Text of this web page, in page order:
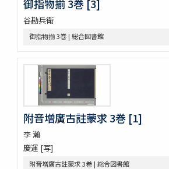
日蓮聖人註画畫讃 5巻
をりをりくさ 4巻
増補洞房語園 2巻
中家實録 (存19巻)
改元定記
源語秘訣
勢語圖説抄 5巻
落窪物語 4巻
連哥證哥
法隆寺伽藍縁起并流記資財事
倭屋一家言 3巻
鷹桐之卷抜書
御指物揃 3巻 [3]
谷勘兵衛
御指物揃 3巻 | 総合図書館
附音増廣古註蒙求 3巻 [1]
李 瀚
慶運 [写]
附音増廣古註蒙求 3巻 | 総合図書館